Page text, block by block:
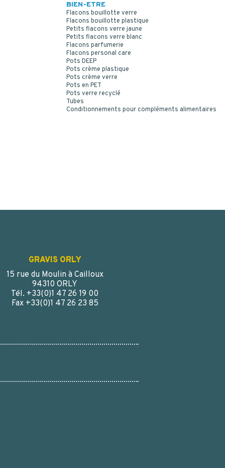
BIEN-ETRE
Flacons bouillotte verre
Flacons bouillotte plastique
Petits flacons verre jaune
Petits flacons verre blanc
Flacons parfumerie
Flacons personal care
Pots DEEP
Pots crème plastique
Pots crème verre
Pots en PET
Pots verre recyclé
Tubes
Conditionnements pour compléments alimentaires
GRAVIS ORLY
15 rue du Moulin à Cailloux
94310 ORLY
Tél. +33(0)1 47 26 19 00
Fax +33(0)1 47 26 23 85